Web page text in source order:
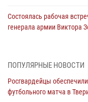
Состоялась рабочая
генерала армии Виктора
31 июля 2026, 05:42 4
Росгвардейцы в Твери
Дню Крещения Руси
ПОПУЛЯРНЫЕ НОВОСТИ
Росгвардейцы
футбольного матча в